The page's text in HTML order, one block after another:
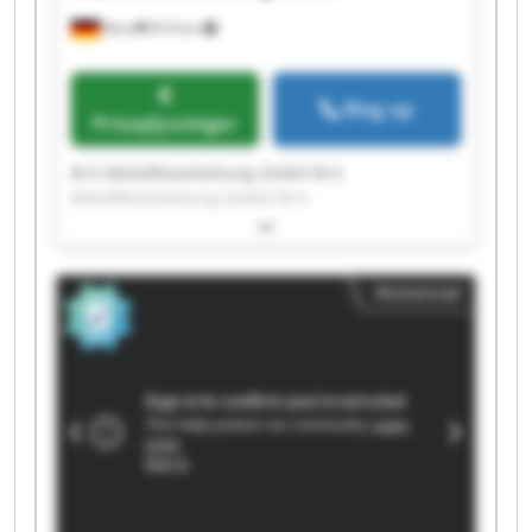
Murr 814 km
Prisoplysninger
Ring op
B+S Metallbearbeitung GmbH B+S
Metallbearbeitung GmbH B+S
Metallbearbeitung GmbH B+S
Metallbearbeitung GmbH B+S
Metallbearbeitung GmbH B+S
Metallbearbeitung GmbH B+S
Metallbearbeitung GmbH B+S
Metallbearbeitung GmbH B+S
Metallbearbeitung GmbH B+S
Metallbearbeitung GmbH B+S